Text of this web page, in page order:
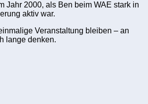
Jahr 2000, als Ben beim WAE stark in
aktiv war.
Veranstaltung bleiben – an
lange denken.